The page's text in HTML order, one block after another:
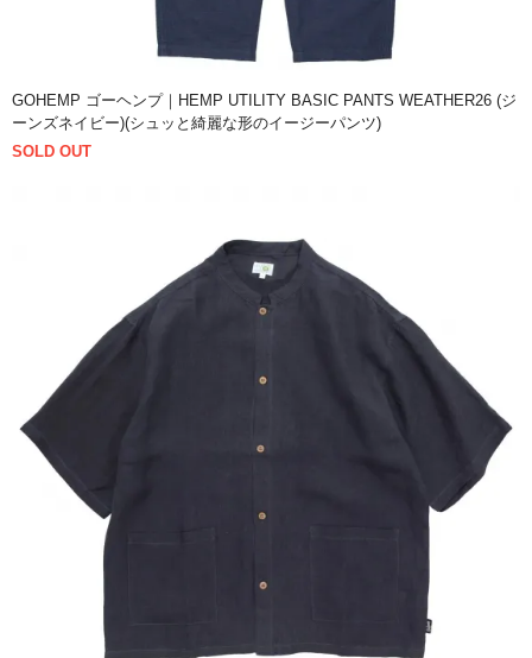
GOHEMP ゴーヘンプ｜HEMP UTILITY BASIC PANTS WEATHER26 (ジ
ーンズネイビー)(シュッと綺麗な形のイージーパンツ)
SOLD OUT